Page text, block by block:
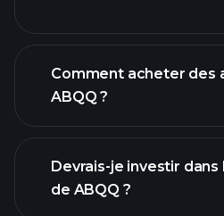
financiers
Comment acheter des
ABQQ ?
Devrais-je investir dans
de ABQQ ?